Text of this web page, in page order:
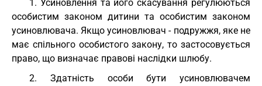
1. Усиновлення та його скасування регулюються
особистим законом дитини та особистим законом
усиновлювача. Якщо усиновлювач - подружжя, яке не
має спільного особистого закону, то застосовується
право, що визначає правові наслідки шлюбу.
2. Здатність особи бути усиновлювачем